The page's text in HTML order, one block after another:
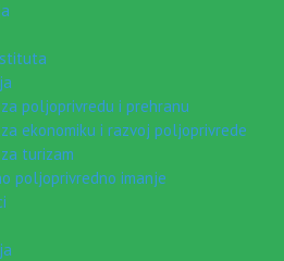
poljoprivredu i prehranu
ekonomiku i razvoj poljoprivrede
turizam
poljoprivredno imanje